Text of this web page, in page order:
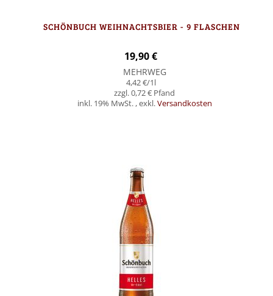
SCHÖNBUCH WEIHNACHTSBIER - 9 FLASCHEN
19,90 €
MEHRWEG
4,42 €/1l
0,72 €
inkl. 19% MwSt. ,exkl.Versandkosten